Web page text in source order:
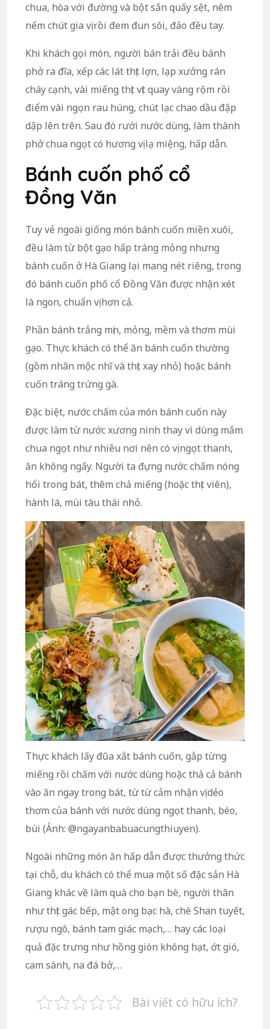
chua, hòa với đường và bột sắn quấy sệt, nêm
nếm chút gia vị rồi đem đun sôi, đảo đều tay.
Khi khách gọi món, người bán trải đều bánh
phở ra đĩa, xếp các lát thịt lợn, lạp xưởng rán
cháy cạnh, vài miếng thịt vịt quay vàng rộm rồi
điểm vài ngọn rau húng, chút lạc chao dầu đập
dập lên trên. Sau đó rưới nước dùng, làm thành
phở chua ngọt có hương vị lạ miệng, hấp dẫn.
Bánh cuốn phố cổ
Đồng Văn
Tuy vẻ ngoài giống món bánh cuốn miền xuôi,
đều làm từ bột gạo hấp tráng mỏng nhưng
bánh cuốn ở Hà Giang lại mang nét riêng, trong
đó bánh cuốn phố cổ Đồng Văn được nhận xét
là ngon, chuẩn vị hơn cả.
Phần bánh trắng mịn, mỏng, mềm và thơm mùi
gạo. Thực khách có thể ăn bánh cuốn thường
(gồm nhân mộc nhĩ và thịt xay nhỏ) hoặc bánh
cuốn tráng trứng gà.
Đặc biệt, nước chấm của món bánh cuốn này
được làm từ nước xương ninh thay vì dùng mắm
chua ngọt như nhiều nơi nên có vị ngọt thanh,
ăn không ngấy. Người ta đựng nước chấm nóng
hổi trong bát, thêm chả miếng (hoặc thịt viên),
hành lá, mùi tàu thái nhỏ.
Thực khách lấy đũa xắt bánh cuốn, gắp từng
miếng rồi chấm với nước dùng hoặc thả cả bánh
vào ăn ngay trong bát, từ từ cảm nhận vị dẻo
thơm của bánh với nước dùng ngọt thanh, béo,
bùi (Ảnh: @ngayanbabuacungthiuyen).
Ngoài những món ăn hấp dẫn được thưởng thức
tại chỗ, du khách có thể mua một số đặc sản Hà
Giang khác về làm quà cho bạn bè, người thân
như thịt gác bếp, mật ong bạc hà, chè Shan tuyết,
rượu ngô, bánh tam giác mạch,… hay các loại
quả đặc trưng như hồng giòn không hạt, ớt gió,
cam sành, na đá bở,…
Bài viết có hữu ích?